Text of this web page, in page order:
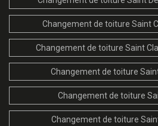
Changement de toiture Saint
Changement de toiture Saint
Changement de toiture
Changement de toiture
Changement de toiture